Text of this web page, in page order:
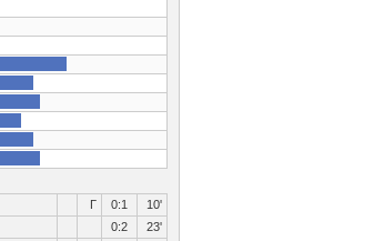
Г 0:1
10'
0:2
23'